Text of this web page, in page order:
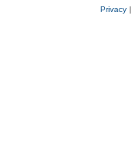
Privacy |